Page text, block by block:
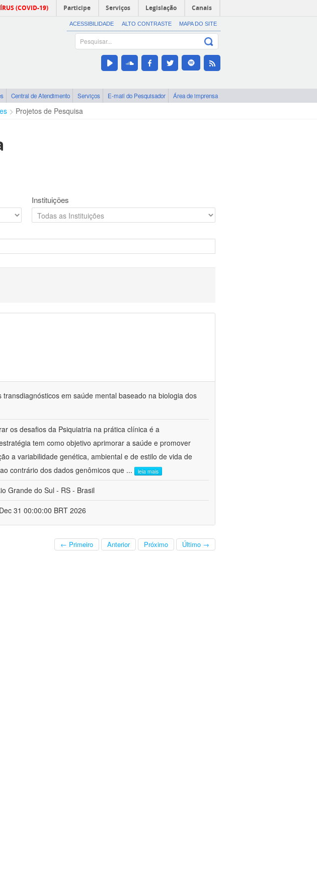
(COVID-19) Participe Serviços Legislação Canais
ACESSIBILIDADE ALTO CONTRASTE MAPA DO SITE
Central de Atendimento Serviços E-mail do Pesquisador Área de imprensa
Projetos de Pesquisa
Instituições
em saúde mental baseado na biologia dos
os desafios da Psiquiatria na prática clínica é a
tem como objetivo aprimorar a saúde e promover
a variabilidade genética, ambiental e de estilo de vida de
contrário dos dados genômicos que ... leia mais
Grande do Sul - RS - Brasil
31 00:00:00 BRT 2026
← Primeiro Anterior Próximo Último →